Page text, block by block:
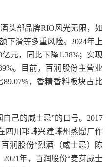
头部品牌RIO风光无限，如
下滑等多重风险。2024年上
元，同比下降1.38%；实现
。目前，百润股份主营业
，香精香料板块占比
己的威士忌”的口号。2017
四川邛崃兴建崃州蒸馏厂作
润股份“烈酒（威士忌）陈
年，百润股份“麦芽威士